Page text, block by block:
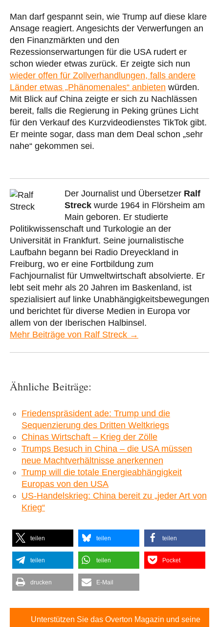
Man darf gespannt sein, wie Trump auf diese klare
Ansage reagiert. Angesichts der Verwerfungen an
den Finanzmärkten und den
Rezessionserwartungen für die USA rudert er
schon wieder etwas zurück. Er zeigte sich nun
wieder offen für Zollverhandlungen, falls andere
Länder etwas „Phänomenales“ anbieten würden.
Mit Blick auf China zeigte er sich zu Nachlässen
bereit, falls die Regierung in Peking grünes Licht
für den Verkauf des Kurzvideodienstes TikTok gibt.
Er meinte sogar, dass man dem Deal schon „sehr
nahe“ gekommen sei.
Der Journalist und Übersetzer Ralf
Streck wurde 1964 in Flörsheim am
Main geboren. Er studierte
Politikwissenschaft und Turkologie an der
Universität in Frankfurt. Seine journalistische
Laufbahn begann bei Radio Dreyeckland in
Freiburg, wo er eine Fortbildung zum
Fachjournalist für Umweltwirtschaft absolvierte. Er
lebt seit mehr als 20 Jahren im Baskenland, ist
spezialisiert auf linke Unabhängigkeitsbewegungen
und berichtet für diverse Medien in Europa vor
allem von der Iberischen Halbinsel.
Mehr Beiträge von Ralf Streck →
Ähnliche Beiträge:
Friedenspräsident ade: Trump und die
Sequenzierung des Dritten Weltkriegs
Chinas Wirtschaft – Krieg der Zölle
Trumps Besuch in China – die USA müssen
neue Machtverhältnisse anerkennen
Trump will die totale Energieabhängigkeit
Europas von den USA
US-Handelskrieg: China bereit zu „jeder Art von
Krieg“
teilen teilen teilen
teilen teilen Pocket
drucken E-Mail
Unterstützen Sie das Overton Magazin und seine